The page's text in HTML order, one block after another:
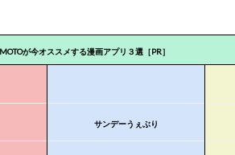
MOTOが今オススメする漫画アプリ３選［PR］
サンデーうぇぶり